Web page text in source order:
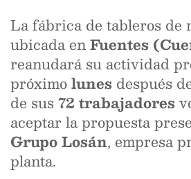
La fábrica de tableros de
ubicada enFuentes
reanudará su actividad
próximolunes después
de sus 72 trabajadores
aceptar la propuesta
Grupo Losán, empresa
planta.